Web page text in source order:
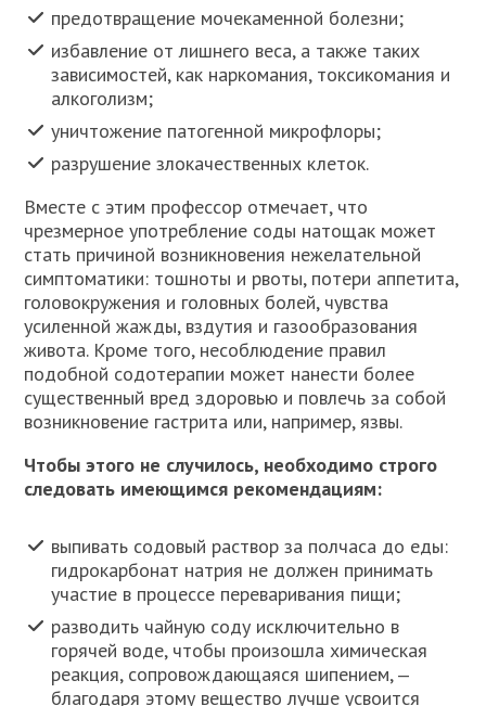
предотвращение мочекаменной болезни;
избавление от лишнего веса, а также таких
зависимостей, как наркомания, токсикомания и
алкоголизм;
уничтожение патогенной микрофлоры;
разрушение злокачественных клеток.
Вместе с этим профессор отмечает, что
чрезмерное употребление соды натощак может
стать причиной возникновения нежелательной
симптоматики: тошноты и рвоты, потери аппетита,
головокружения и головных болей, чувства
усиленной жажды, вздутия и газообразования
живота. Кроме того, несоблюдение правил
подобной содотерапии может нанести более
существенный вред здоровью и повлечь за собой
возникновение гастрита или, например, язвы.
Чтобы этого не случилось, необходимо строго
следовать имеющимся рекомендациям:
выпивать содовый раствор за полчаса до еды:
гидрокарбонат натрия не должен принимать
участие в процессе переваривания пищи;
разводить чайную соду исключительно в
горячей воде, чтобы произошла химическая
реакция, сопровождающаяся шипением, ‒
благодаря этому вещество лучше усвоится